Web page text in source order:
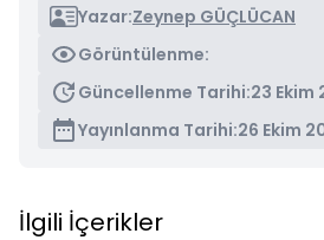
Yazar:Zeynep GÜÇLÜCAN
Görüntülenme:
Güncellenme Tarihi:23 Ekim
Yayınlanma Tarihi:26 Ekim
İlgili İçerikler